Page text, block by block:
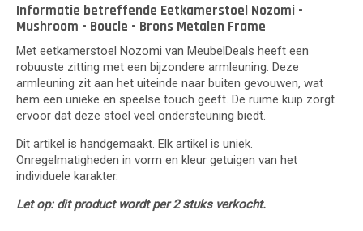
Informatie betreffende Eetkamerstoel Nozomi -
Mushroom - Boucle - Brons Metalen Frame
Met eetkamerstoel Nozomi van MeubelDeals heeft een
robuuste zitting met een bijzondere armleuning. Deze
armleuning zit aan het uiteinde naar buiten gevouwen, wat
hem een unieke en speelse touch geeft. De ruime kuip zorgt
ervoor dat deze stoel veel ondersteuning biedt.
Dit artikel is handgemaakt. Elk artikel is uniek.
Onregelmatigheden in vorm en kleur getuigen van het
individuele karakter.
Let op: dit product wordt per 2 stuks verkocht.